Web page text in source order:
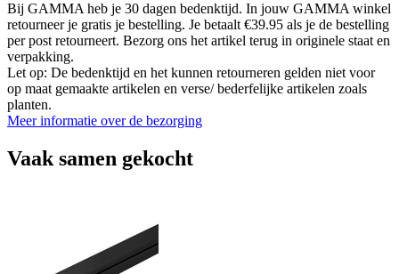
Bij GAMMA heb je 30 dagen bedenktijd. In jouw GAMMA winkel
retourneer je gratis je bestelling. Je betaalt €39.95 als je de bestelling
per post retourneert. Bezorg ons het artikel terug in originele staat en
verpakking.
Let op: De bedenktijd en het kunnen retourneren gelden niet voor
op maat gemaakte artikelen en verse/ bederfelijke artikelen zoals
planten.
Meer informatie over de bezorging
Vaak samen gekocht